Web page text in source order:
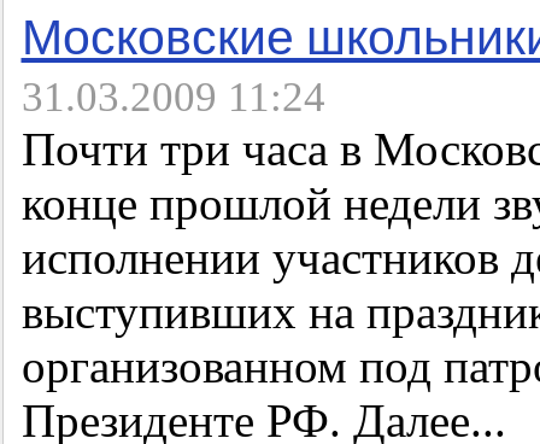
Московские
31.03.2009 11:24
Почти три часа в
конце прошлой недели
исполнении участников
выступивших на
организованном под
Президенте РФ. Далее...